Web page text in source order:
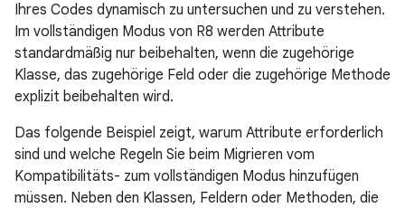
Ihres Codes dynamisch zu untersuchen und zu verstehen.
Im vollständigen Modus von R8 werden Attribute
standardmäßig nur beibehalten, wenn die zugehörige
Klasse, das zugehörige Feld oder die zugehörige Methode
explizit beibehalten wird.
Das folgende Beispiel zeigt, warum Attribute erforderlich
sind und welche Regeln Sie beim Migrieren vom
Kompatibilitäts- zum vollständigen Modus hinzufügen
müssen. Neben den Klassen, Feldern oder Methoden, die